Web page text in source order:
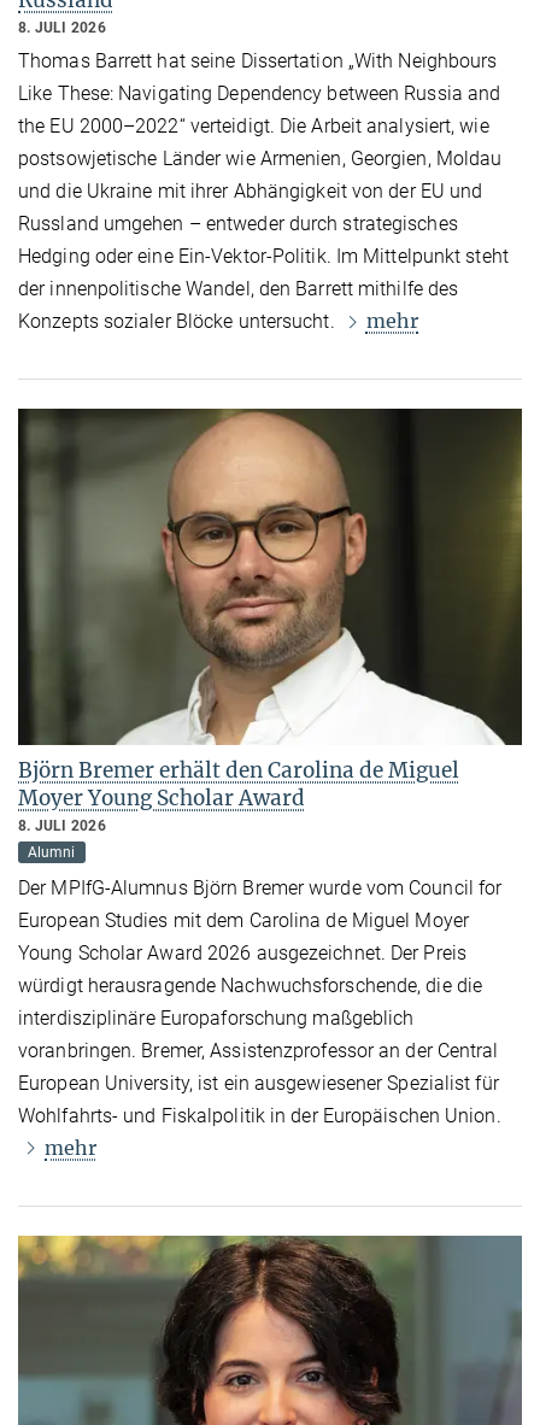
8. JULI 2026
Thomas Barrett hat seine Dissertation „With Neighbours
Like These: Navigating Dependency between Russia and
the EU 2000–2022“ verteidigt. Die Arbeit analysiert, wie
postsowjetische Länder wie Armenien, Georgien, Moldau
und die Ukraine mit ihrer Abhängigkeit von der EU und
Russland umgehen – entweder durch strategisches
Hedging oder eine Ein-Vektor-Politik. Im Mittelpunkt steht
der innenpolitische Wandel, den Barrett mithilfe des
Konzepts sozialer Blöcke untersucht.
mehr
Björn Bremer erhält den Carolina de Miguel
Moyer Young Scholar Award
8. JULI 2026
Alumni
Der MPIfG-Alumnus Björn Bremer wurde vom Council for
European Studies mit dem Carolina de Miguel Moyer
Young Scholar Award 2026 ausgezeichnet. Der Preis
würdigt herausragende Nachwuchsforschende, die die
interdisziplinäre Europaforschung maßgeblich
voranbringen. Bremer, Assistenzprofessor an der Central
European University, ist ein ausgewiesener Spezialist für
Wohlfahrts- und Fiskalpolitik in der Europäischen Union.
mehr